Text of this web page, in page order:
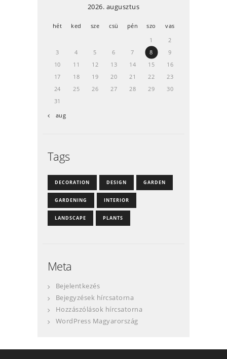
2026. augusztus
hét ked sze csü pén szo
vas
1
2
3
4 5 6 7 8
9
10
11 12 13 14 15
16
17
18 19 20 21 22
23
24
25 26 27 28 29
30
31
« aug
Tags
DECORATION DESIGN GARDEN
GARDENING INTERIOR
LANDSCAPE PLANTS
Meta
Bejelentkezés
Bejegyzések hírcsatorna
Hozzászólások hírcsatorna
WordPress Magyarország